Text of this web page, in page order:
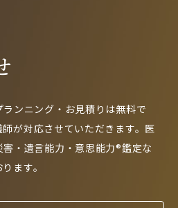
ンニング・お見積りは無料で
が対応させていただきます。 医
・遺言能力・意思能力®鑑定な
ます。